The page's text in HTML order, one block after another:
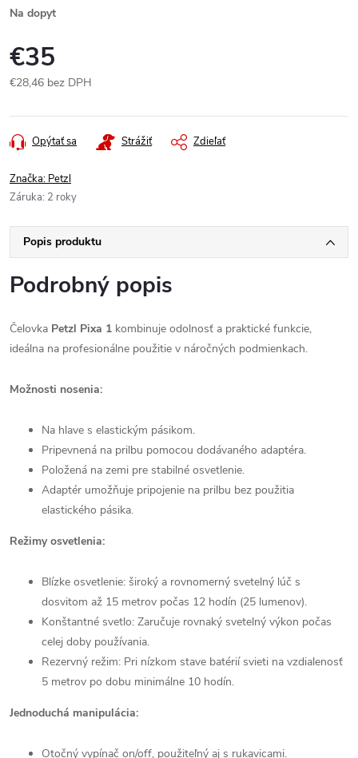
Na dopyt
€35
€28,46 bez DPH
cena:
Opýtať sa Strážiť Zdieľať
Značka: Petzl
Záruka: 2 roky
Popis produktu
Podrobný popis
Čelovka Petzl Pixa 1 kombinuje odolnosť a praktické funkcie,
ideálna na profesionálne použitie v náročných podmienkach.
Možnosti nosenia:
Na hlave s elastickým pásikom.
Pripevnená na prilbu pomocou dodávaného adaptéra.
Položená na zemi pre stabilné osvetlenie.
Adaptér umožňuje pripojenie na prilbu bez použitia
elastického pásika.
Režimy osvetlenia:
Blízke osvetlenie: široký a rovnomerný svetelný lúč s
dosvitom až 15 metrov počas 12 hodín (25 lumenov).
Konštantné svetlo: Zaručuje rovnaký svetelný výkon počas
celej doby používania.
Rezervný režim: Pri nízkom stave batérií svieti na vzdialenosť
5 metrov po dobu minimálne 10 hodín.
Jednoduchá manipulácia:
Otočný vypínač on/off, použiteľný aj s rukavicami.